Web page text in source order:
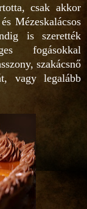
csak akkor
Mézeskalácsos
is szerették
fogásokkal
szakácsnő
vagy legalább